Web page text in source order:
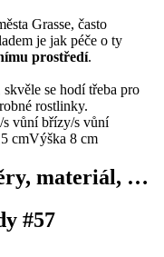
Grasse, často
je jak péče o ty
prostředí.
skvěle se hodí třeba pro
rostlinky.
s vůní břízy/s vůní
cmVýška 8 cm
materiál, …
#57